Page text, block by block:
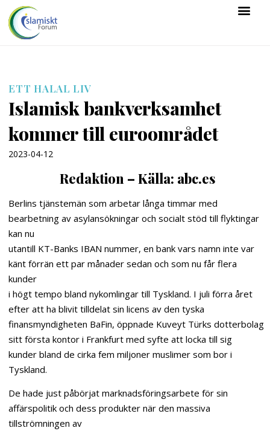
ETT HALAL LIV
Islamisk bankverksamhet
kommer till euroområdet
2023-04-12
Redaktion – Källa: abc.es
Berlins tjänstemän som arbetar långa timmar med
bearbetning av asylansökningar och socialt stöd till flyktingar
kan nu
utantill KT-Banks IBAN nummer, en bank vars namn inte var
känt förrän ett par månader sedan och som nu får flera
kunder
i högt tempo bland nykomlingar till Tyskland. I juli förra året
efter att ha blivit tilldelat sin licens av den tyska
finansmyndigheten BaFin, öppnade Kuveyt Türks dotterbolag
sitt första kontor i Frankfurt med syfte att locka till sig
kunder bland de cirka fem miljoner muslimer som bor i
Tyskland.
De hade just påbörjat marknadsföringsarbete för sin
affärspolitik och dess produkter när den massiva
tillströmningen av